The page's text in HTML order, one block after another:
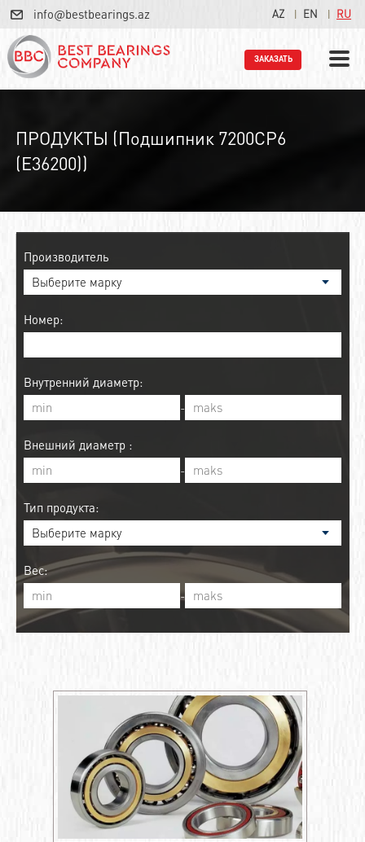
info@bestbearings.az AZ EN RU
ЗАКАЗАТЬ
ПРОДУКТЫ (Подшипник 7200CP6
(E36200))
Производитель
Номер:
Внутренний диаметр:
-
Внешний диаметр :
-
Тип продукта:
Вес:
-